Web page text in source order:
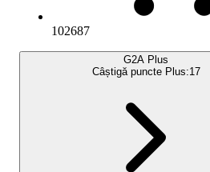
102687
G2A Plus
Câștigă puncte Plus:17